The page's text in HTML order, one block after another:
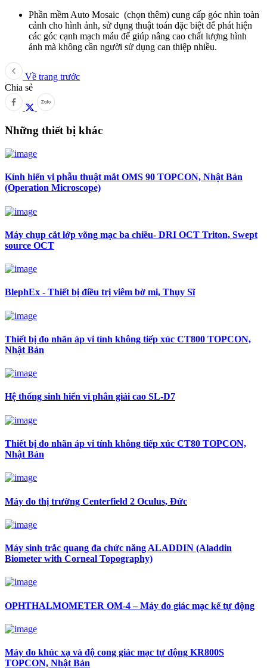
Phần mềm Auto Mosaic (chọn thêm) cung cấp góc nhìn toàn
cảnh cho hình ảnh, sử dụng thuật toán đặc biệt để phát hiện
các góc cạnh mạch máu để giúp nâng cao chất lượng hình
ảnh mà không cần người sử dụng can thiệp nhiều.
Về trang trước
Chia sẻ
Những thiết bị khác
Kính hiển vi phẫu thuật mắt OMS 90 TOPCON, Nhật Bản
(Operation Microscope)
Máy chụp cắt lớp võng mạc ba chiều- DRI OCT Triton, Swept
source OCT
BlephEx - Thiết bị điều trị viêm bờ mi, Thụy Sĩ
Thiết bị đo nhãn áp vi tính không tiếp xúc CT800 TOPCON,
Nhật Bản
Hệ thống sinh hiển vi phân giải cao SL-D7
Thiết bị đo nhãn áp vi tính không tiếp xúc CT80 TOPCON,
Nhật Bản
Máy đo thị trường Centerfield 2 Oculus, Đức
Máy sinh trắc quang đa chức năng ALADDIN (Aladdin
Biometer with Corneal Topography)
OPHTHALMOMETER OM-4 – Máy đo giác mạc kế tự động
Máy đo khúc xạ và độ cong giác mạc tự động KR800S
TOPCON, Nhật Bản